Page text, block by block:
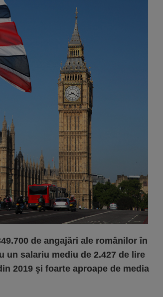
de angajări ale românilor în
un salariu mediu de 2.427 de lire
2019 şi foarte aproape de media